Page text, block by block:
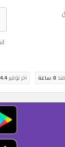
8 ساعة اخر توفير4.4 دينار أردني